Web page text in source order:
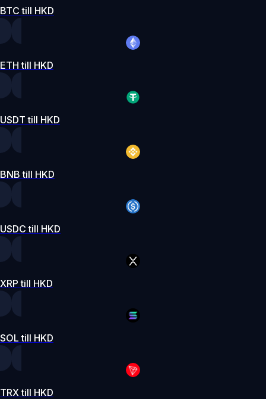
BTC till HKD
ETH till HKD
USDT till HKD
BNB till HKD
USDC till HKD
XRP till HKD
SOL till HKD
TRX till HKD